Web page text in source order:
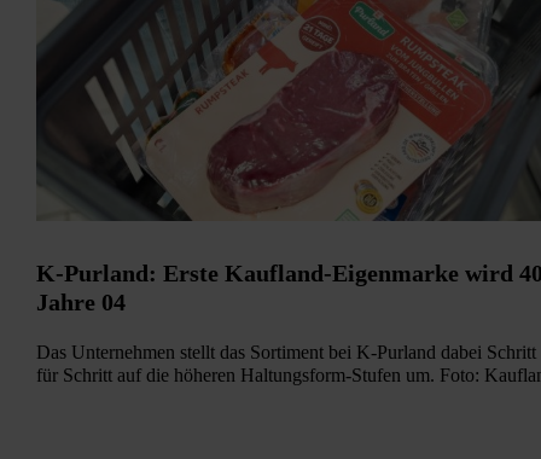
K-Purland: Erste Kaufland-Eigenmarke wird
Jahre 04
Das Unternehmen stellt das Sortiment bei K-Purland dabei Schritt
für Schritt auf die höheren Haltungsform-Stufen um. Foto: